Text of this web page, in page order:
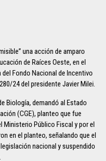
una acción de amparo
de Raíces Oeste, en el
Fondo Nacional de Incentivo
24 del presidente Javier Milei.
Biología, demandó al Estado
(CGE), planteo que fue
Ministerio Público Fiscal y por el
en el planteo, señalando que el
nacional y suspendido